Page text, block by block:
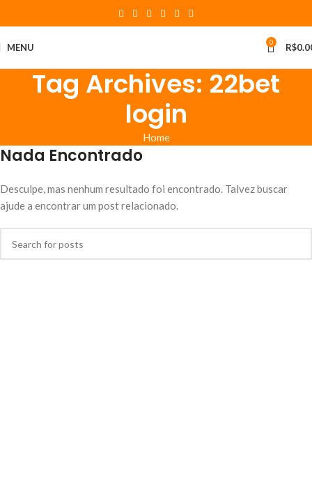
MENU 0 R$
Tag Archives: 22bet
login
Home
Nada Encontrado
Desculpe, mas nenhum resultado foi encontrado. Talvez buscar
ajude a encontrar um post relacionado.